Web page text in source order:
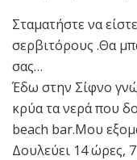
Σταματήστε να
σερβιτόρους .Θα
σας…
Έδω στην Σίφνο
κρύα τα νερά που
beach bar.Μου
Δουλεύει 14 ώρες,